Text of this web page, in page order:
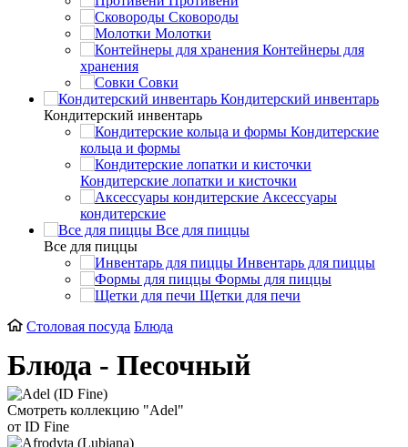
Сковороды
Молотки
Контейнеры для
хранения
Совки
Кондитерский инвентарь
Кондитерский инвентарь
Кондитерские
кольца и формы
Кондитерские лопатки и кисточки
Аксессуары
кондитерские
Все для пиццы
Все для пиццы
Инвентарь для пиццы
Формы для пиццы
Щетки для печи
Столовая посуда Блюда
Блюда - Песочный
Смотреть коллекцию "Adel"
от ID Fine